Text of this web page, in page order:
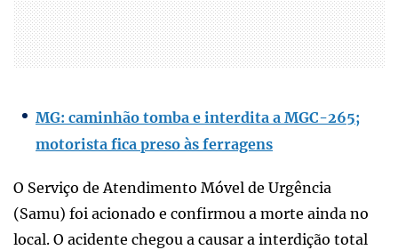
MG: caminhão tomba e interdita a MGC-265;
motorista fica preso às ferragens
O Serviço de Atendimento Móvel de Urgência
(Samu) foi acionado e confirmou a morte ainda no
local. O acidente chegou a causar a interdição total